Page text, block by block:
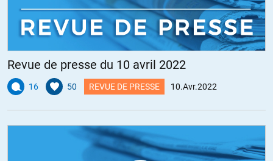
Revue de presse du 10 avril 2022
16 50 REVUE DE PRESSE 10.Avr.2022